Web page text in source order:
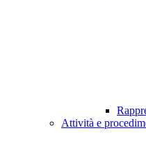
Attività e